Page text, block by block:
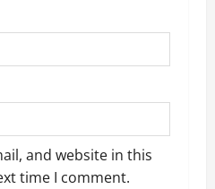
and website in this
time I comment.